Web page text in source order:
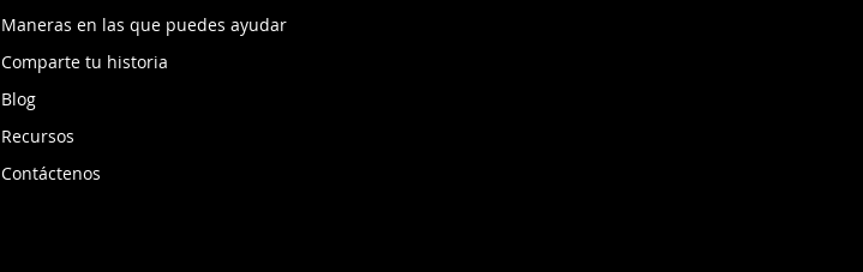
Maneras en las que puedes ayudar
Comparte tu historia
Blog
Recursos
Contáctenos